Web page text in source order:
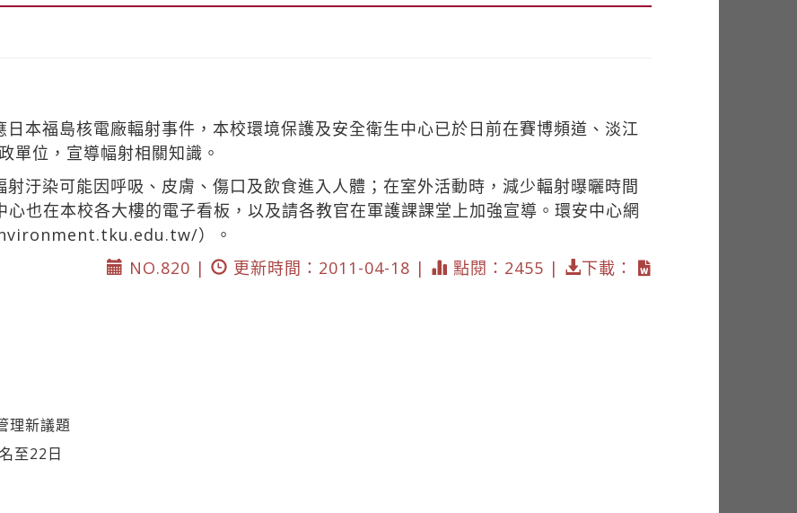
日本福島核電廠輻射事件，本校環境保護及安全衛生中心已於日前在賽博頻道、淡江
單位，宣導幅射相關知識。
汙染可能因呼吸、皮膚、傷口及飲食進入人體；在室外活動時，減少輻射曝曬時間
也在本校各大樓的電子看板，以及請各教官在軍護課課堂上加強宣導。環安中心網
）。
NO.820 |
更新時間：2011-04-18 | 點閱：2455 | 下載：
理新議題
至22日